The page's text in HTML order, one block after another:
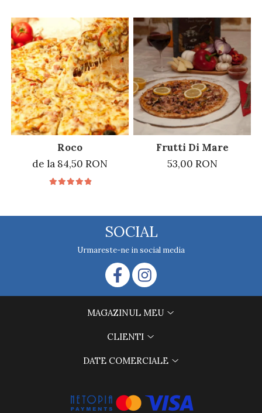
Roco
de la 84,50 RON
Frutti Di Mare
53,00 RON
SOCIAL
Urmareste-ne in social media
MAGAZINUL MEU
CLIENTI
DATE COMERCIALE